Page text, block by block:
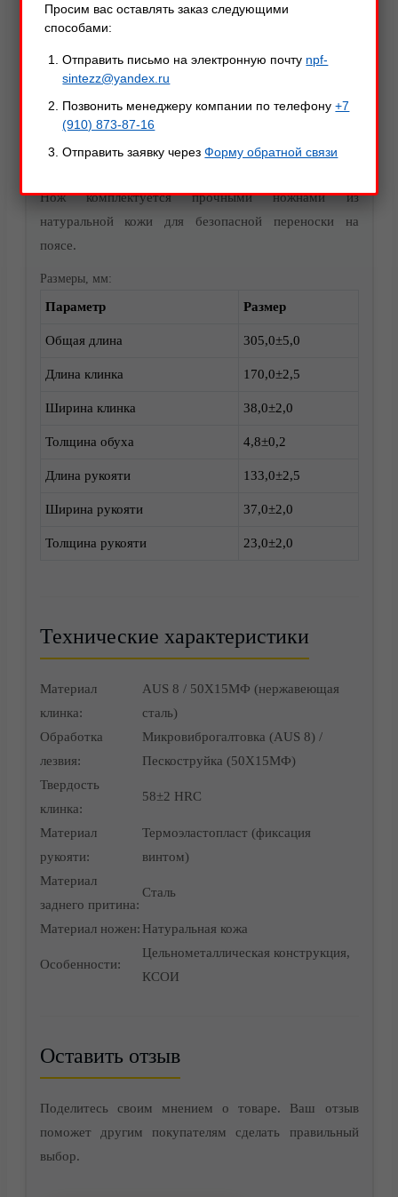
Акции
Корзина
термоэластопласта установлена с натягом на
Обработка клинка:
Сталь AUS 8— микровиброгалтовка (матовая
поверхность, устойчивая к коррозии)
Сталь 50Х15МФ— пескоструйка (декоративное
Нож комплектуется прочными ножнами из
натуральной кожи для безопасной переноски на
поясе.
Размеры, мм:
Параметр
Размер
Общая длина 305,0±5,0
Длина клинка 170,0±2,5
Ширина клинка 38,0±2,0
Толщина обуха 4,8±0,2
Длина рукояти 133,0±2,5
Ширина рукояти 37,0±2,0
Толщина рукояти 23,0±2,0
Технические характеристики
Материал
клинка:
AUS 8 / 50Х15МФ (нержавеющая
сталь)
Обработка
лезвия:
Микровиброгалтовка (AUS 8) /
Пескоструйка (50Х15МФ)
Твердость
клинка:
58±2 HRC
Материал
рукояти:
Термоэластопласт (фиксация
винтом)
Материал
заднего притина:
Сталь
Материал ножен: Натуральная кожа
Особенности:
Цельнометаллическая конструкция,
КСОИ
Оставить отзыв
Поделитесь своим мнением о товаре. Ваш отзыв
поможет другим покупателям сделать правильный
выбор.
Просим вас оставлять заказ следующими
способами:
Отправить письмо на электронную почту npf-
sintezz@yandex.ru
Позвонить менеджеру компании по телефону+7
(910) 873-87-16
Отправить заявку черезФорму обратной связи